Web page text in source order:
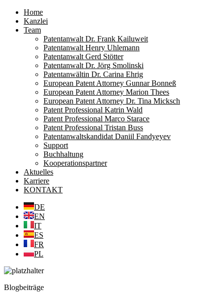
Home
Kanzlei
Team
Patentanwalt Dr. Frank Kailuweit
Patentanwalt Henry Uhlemann
Patentanwalt Gerd Stötter
Patentanwalt Dr. Jörg Smolinski
Patentanwältin Dr. Carina Ehrig
European Patent Attorney Gunnar Bonneß
European Patent Attorney Marion Thees
European Patent Attorney Dr. Tina Micksch
Patent Professional Katrin Wald
Patent Professional Marco Starace
Patent Professional Tristan Buss
Patentanwaltskandidat Daniil Fandyeyev
Support
Buchhaltung
Kooperationspartner
Aktuelles
Karriere
KONTAKT
DE
EN
IT
ES
FR
PL
Blogbeiträge